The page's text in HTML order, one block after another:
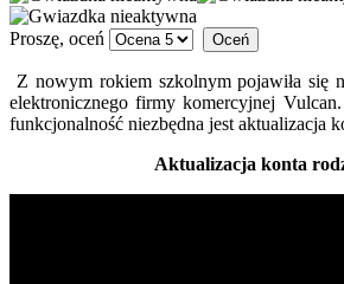
Proszę, oceń
Z nowym rokiem szkolnym pojawiła się
elektronicznego firmy komercyjnej
funkcjonalność niezbędna jest aktualizacja
Aktualizacja konta